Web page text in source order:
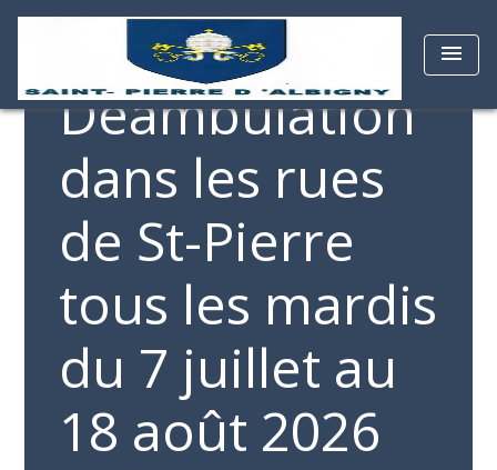
menu
Déambulation
dans les rues
de St-Pierre
tous les mardis
du 7 juillet au
18 août 2026